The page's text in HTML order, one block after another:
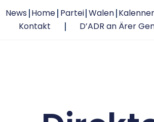
News Home Partei Walen Kalenner
Kontakt
D’ADR an Ärer